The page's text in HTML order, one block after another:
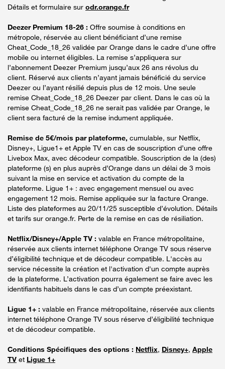
Détails et formulaire sur odr.orange.fr
Deezer Premium 18-26 : Offre soumise à conditions en
métropole, réservée au client bénéficiant d’une remise
Cheat_Code_18_26 validée par Orange dans le cadre d’une offre
mobile ou internet éligibles. La remise s’appliquera sur
l’abonnement Deezer Premium jusqu’aux 26 ans révolus du
client. Réservé aux clients n’ayant jamais bénéficié du service
Deezer ou l’ayant résilié depuis plus de 12 mois. Une seule
remise Cheat_Code_18_26 Deezer par client. Dans le cas où la
remise Cheat_Code_18_26 ne serait pas validée par Orange, le
client sera facturé de la remise indument appliquée.
Remise de 5€/mois par plateforme, cumulable, sur Netflix,
Disney+, Ligue1+ et Apple TV en cas de souscription d’une offre
Livebox Max, avec décodeur compatible. Souscription de la (des)
plateforme (s) en plus auprès d’Orange dans un délai de 3 mois
suivant la mise en service et activation du compte de la
plateforme. Ligue 1+ : avec engagement mensuel ou avec
engagement 12 mois. Remise appliquée sur la facture Orange.
Liste des plateformes au 20/11/25 susceptible d’évolution. Détails
et tarifs sur orange.fr. Perte de la remise en cas de résiliation.
Netflix/Disney+/Apple TV : valable en France métropolitaine,
réservée aux clients internet téléphone Orange TV sous réserve
d’éligibilité technique et de décodeur compatible. L'accès au
service nécessite la création et l'activation d'un compte auprès
de la plateforme. L’activation pourra également se faire avec les
identifiants habituels dans le cas d’un compte préexistant.
Ligue 1+ : valable en France métropolitaine, réservée aux clients
internet téléphone Orange TV sous réserve d’éligibilité technique
et de décodeur compatible.
Conditions Spécifiques des options : Netflix, Disney+, Apple
TV et Ligue 1+